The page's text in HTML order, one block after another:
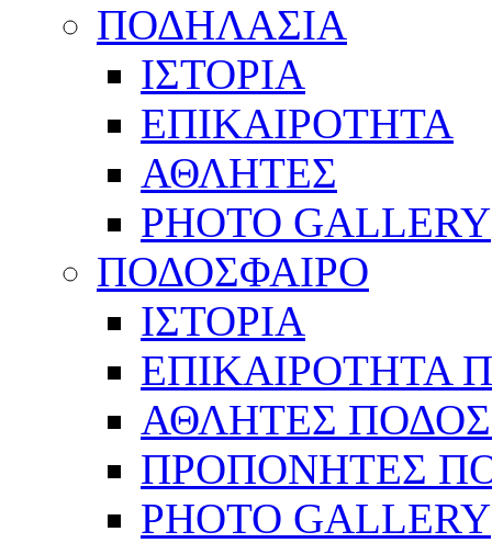
ΠΟΔΗΛΑΣΙΑ
ΙΣΤΟΡΙΑ
ΕΠΙΚΑΙΡΟΤΗΤΑ
ΑΘΛΗΤΕΣ
PHOTO GALLERY
ΠΟΔΟΣΦΑΙΡΟ
ΙΣΤΟΡΙΑ
ΕΠΙΚΑΙΡΟΤΗΤΑ
ΑΘΛΗΤΕΣ
ΠΡΟΠΟΝΗΤΕΣ
PHOTO GALLERY